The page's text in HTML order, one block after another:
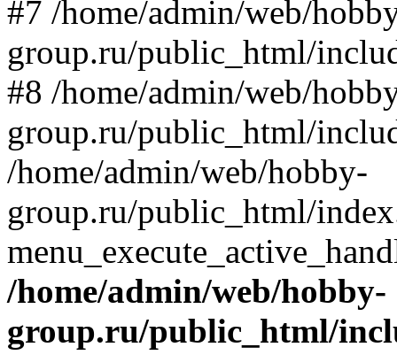
#7 /home/admin/web/
group.ru/public_html/
#8 /home/admin/web/
group.ru/public_html/
/home/admin/web/hobby-
group.ru/public_html/
/home/admin/web/hobby-
group.ru/public_html/